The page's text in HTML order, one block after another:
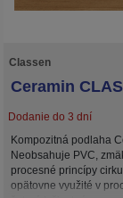
Classen
Ceramin
Dodanie do 3 dní
Kompozitná podlaha
Neobsahuje PVC,
procesné princípy
opätovne využité v